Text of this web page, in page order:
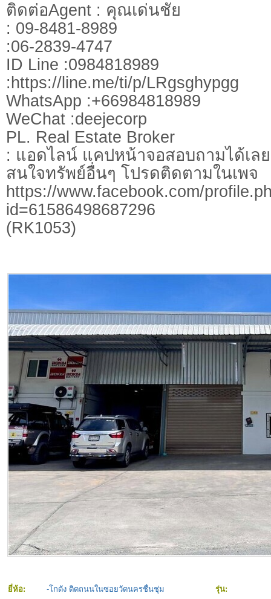
ติดต่อAgent : คุณเด่นชัย
: 09-8481-8989
:06-2839-4747
ID Line :0984818989
:https://line.me/ti/p/LRgsghypgg
WhatsApp :+66984818989
WeChat :deejecorp
PL. Real Estate Broker
: แอดไลน์ แคปหน้าจอสอบถามได้เล
สนใจทรัพย์อื่นๆ โปรดติดตามในเพจ
https://www.facebook.com/
id=61586498687296
(RK1053)
ยี่ห้อ: -โกดัง ติดถนนในซอยวัดนครชื่นชุ่ม
รุ่น: